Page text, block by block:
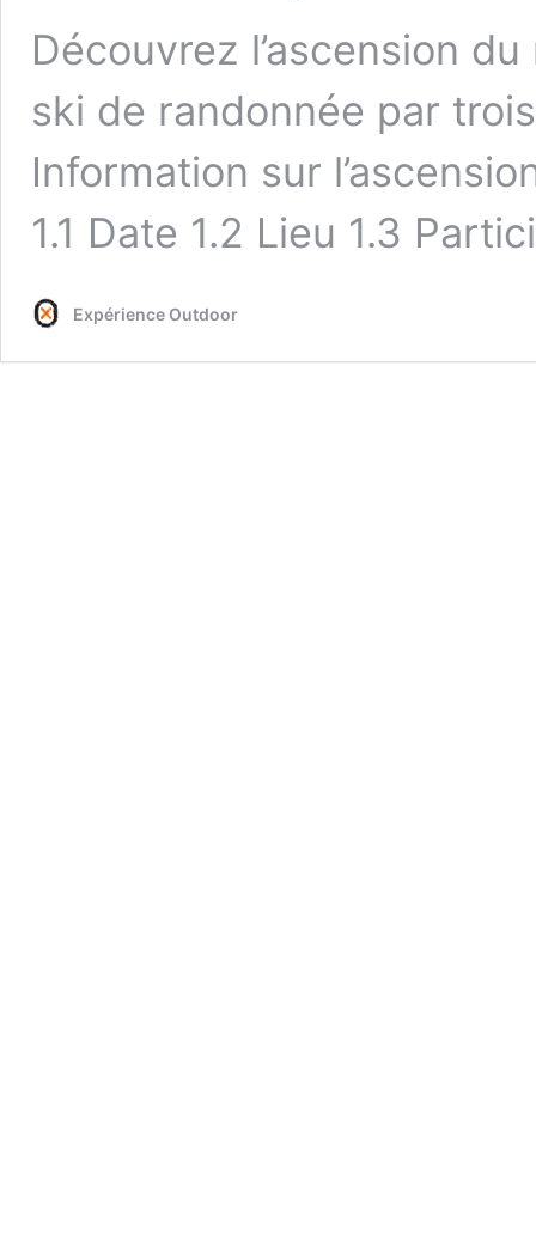
Découvrez l’ascension
ski de randonnée par
Information sur
1.1 Date 1.2 Lieu 1.3
Expérience Outdoor